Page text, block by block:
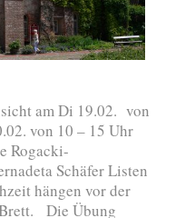
am Di 19.02. von
von 10 – 15 Uhr
Rogacki-
Schäfer Listen
hängen vor der
Die Übung